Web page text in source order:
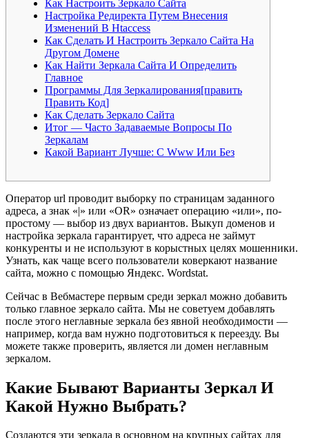
Как Настроить Зеркало Сайта
Настройка Редиректа Путем Внесения
Изменений В Htaccess
Как Сделать И Настроить Зеркало Сайта На
Другом Домене
Как Найти Зеркала Сайта И Определить
Главное
Программы Для Зеркалирования[править
Править Код]
Как Сделать Зеркало Сайта
Итог — Часто Задаваемые Вопросы По
Зеркалам
Какой Вариант Лучше: С Www Или Без
Оператор url проводит выборку по страницам заданного
адреса, а знак «|» или «OR» означает операцию «или», по-
простому — выбор из двух вариантов. Выкуп доменов и
настройка зеркала гарантирует, что адреса не займут
конкуренты и не используют в корыстных целях мошенники.
Узнать, как чаще всего пользователи коверкают название
сайта, можно с помощью Яндекс. Wordstat.
Сейчас в Вебмастере первым среди зеркал можно добавить
только главное зеркало сайта. Мы не советуем добавлять
после этого неглавные зеркала без явной необходимости —
например, когда вам нужно подготовиться к переезду. Вы
можете также проверить, является ли домен неглавным
зеркалом.
Какие Бывают Варианты Зеркал И
Какой Нужно Выбрать?
Создаются эти зеркала в основном на крупных сайтах для